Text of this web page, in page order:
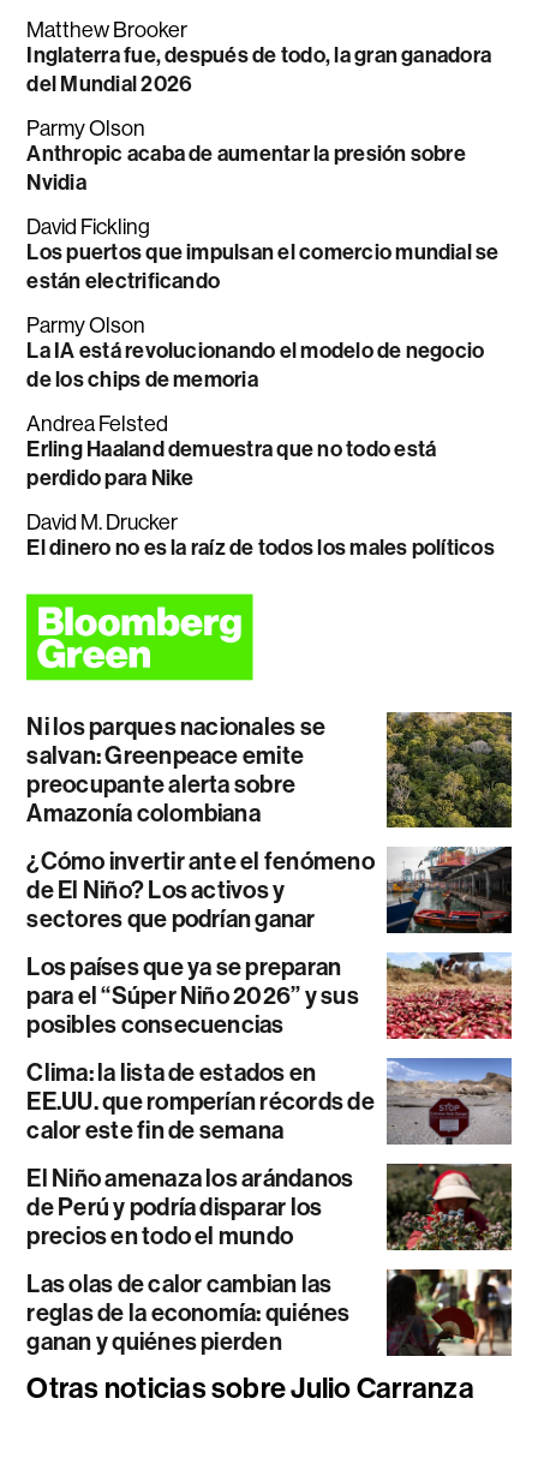
Matthew Brooker
Inglaterra fue, después de todo, la gran ganadora
del Mundial 2026
Parmy Olson
Anthropic acaba de aumentar la presión sobre
Nvidia
David Fickling
Los puertos que impulsan el comercio mundial se
están electrificando
Parmy Olson
La IA está revolucionando el modelo de negocio
de los chips de memoria
Andrea Felsted
Erling Haaland demuestra que no todo está
perdido para Nike
David M. Drucker
El dinero no es la raíz de todos los males políticos
Ni los parques nacionales se
salvan: Greenpeace emite
preocupante alerta sobre
Amazonía colombiana
¿Cómo invertir ante el fenómeno
de El Niño? Los activos y
sectores que podrían ganar
Los países que ya se preparan
para el “Súper Niño 2026” y sus
posibles consecuencias
Clima: la lista de estados en
EE.UU. que romperían récords de
calor este fin de semana
El Niño amenaza los arándanos
de Perú y podría disparar los
precios en todo el mundo
Las olas de calor cambian las
reglas de la economía: quiénes
ganan y quiénes pierden
Otras noticias sobre Julio Carranza